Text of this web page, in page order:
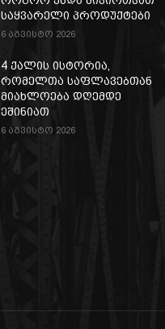
საყვარელი პროდუქტები
6 აგვისტო 2026
4 ქალის ისტორია,
რომელთა საფლავებთან
მიახლოება დღემდე
ეშინიათ
6 აგვისტო 2026